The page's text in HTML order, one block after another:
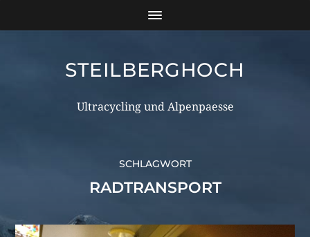
STEILBERGHOCH
Ultracycling und Alpenpaesse
SCHLAGWORT
RADTRANSPORT